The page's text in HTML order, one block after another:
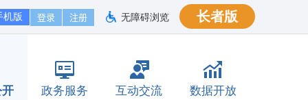
长者版
无障碍浏览
机版
政务服务 互动交流 数据开放